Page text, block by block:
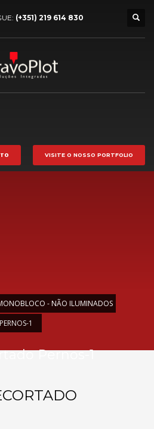
(+351) 219 614 830
VISITE O NOSSO PORTFOLIO
- NÃO ILUMINADOS
1
Pernos-1